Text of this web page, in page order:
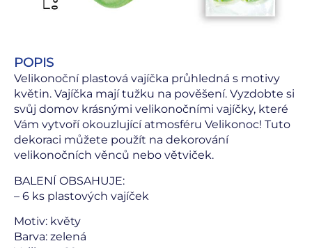
POPIS
Velikonoční plastová vajíčka průhledná s motivy
květin. Vajíčka mají tužku na pověšení. Vyzdobte si
svůj domov krásnými velikonočními vajíčky, které
Vám vytvoří okouzlující atmosféru Velikonoc! Tuto
dekoraci můžete použít na dekorování
velikonočních věnců nebo větviček.
BALENÍ OBSAHUJE:
– 6 ks plastových vajíček
Motiv: květy
Barva: zelená